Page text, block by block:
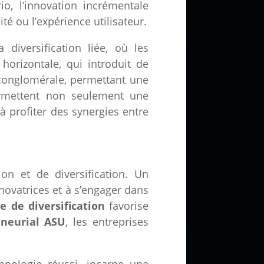
l’innovation incrémentale
ou l’expérience utilisateur.
diversification liée, où les
qui introduit de
permettant une
non seulement une
profiter des synergies entre
et de diversification. Un
et à s’engager dans
de diversification favorise
ASU, les entreprises